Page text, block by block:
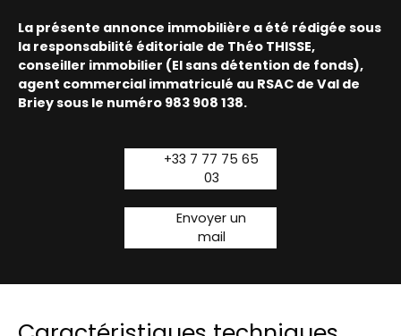
La présente annonce immobilière a été rédigée sous
la responsabilité éditoriale de Théo THISSE,
conseiller immobilier (EI sans détention de fonds),
agent commercial immatriculé au RSAC de Val de
Briey sous le numéro 983 908 138.
+33 7 77 75 65
03
Envoyer un
mail